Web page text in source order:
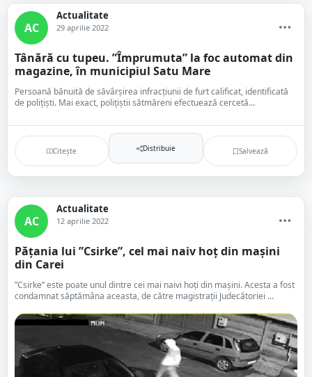
AC
Actualitate
29 aprilie 2022
Tânără cu tupeu. ”Împrumuta” la foc automat din
magazine, în municipiul Satu Mare
Persoană bănuită de săvârșirea infracțiunii de furt calificat, identificată
de polițiști. Mai exact, polițiștii sătmăreni efectuează cercetă...
Citește Distribuie Salvează
AC
Actualitate
12 aprilie 2022
Pățania lui ”Csirke”, cel mai naiv hoț din mașini
din Carei
”Csirke” este poate unul dintre cei mai naivi hoți din mașini. Acesta a fost
condamnat săptămâna aceasta, de către magistrații Judecătoriei ...